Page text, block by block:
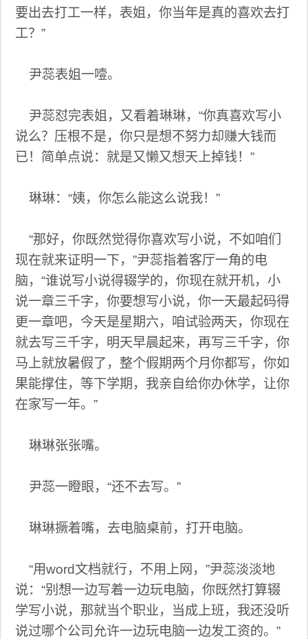
要出去打工一样，表姐，你当年是真的喜欢去打
工？”
尹蕊表姐一噎。
尹蕊怼完表姐，又看着琳琳，“你真喜欢写小
说么？压根不是，你只是想不努力却赚大钱而
已！简单点说：就是又懒又想天上掉钱！”
琳琳：“姨，你怎么能这么说我！”
“那好，你既然觉得你喜欢写小说，不如咱们
现在就来证明一下，”尹蕊指着客厅一角的电
脑，“谁说写小说得辍学的，你现在就开机，小
说一章三千字，你要想写小说，你一天最起码得
更一章吧，今天是星期六，咱试验两天，你现在
就去写三千字，明天早晨起来，再写三千字，你
马上就放暑假了，整个假期两个月你都写，你如
果能撑住，等下学期，我亲自给你办休学，让你
在家写一年。”
琳琳张张嘴。
尹蕊一瞪眼，“还不去写。”
琳琳撅着嘴，去电脑桌前，打开电脑。
“用word文档就行，不用上网，”尹蕊淡淡地
说：“别想一边写着一边玩电脑，你既然打算辍
学写小说，那就当个职业，当成上班，我还没听
说过哪个公司允许一边玩电脑一边发工资的。”